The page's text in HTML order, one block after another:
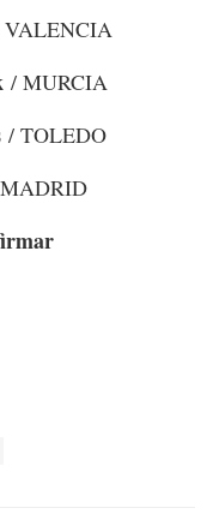
VALENCIA
/ MURCIA
/ TOLEDO